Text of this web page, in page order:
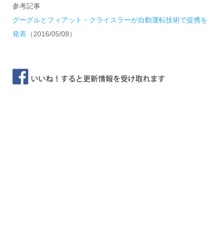
参考記事
グーグルとフィアット・クライスラーが自動運転技術で提携を
発表 （2016/05/08）